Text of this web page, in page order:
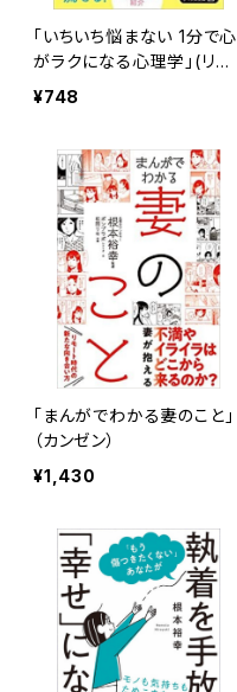
「いちいち悩まない 1分で心
がラクになる心理学」(リベ
ラル文庫)
¥748
「まんがでわかる妻のこと」
（カンゼン）
¥1,430